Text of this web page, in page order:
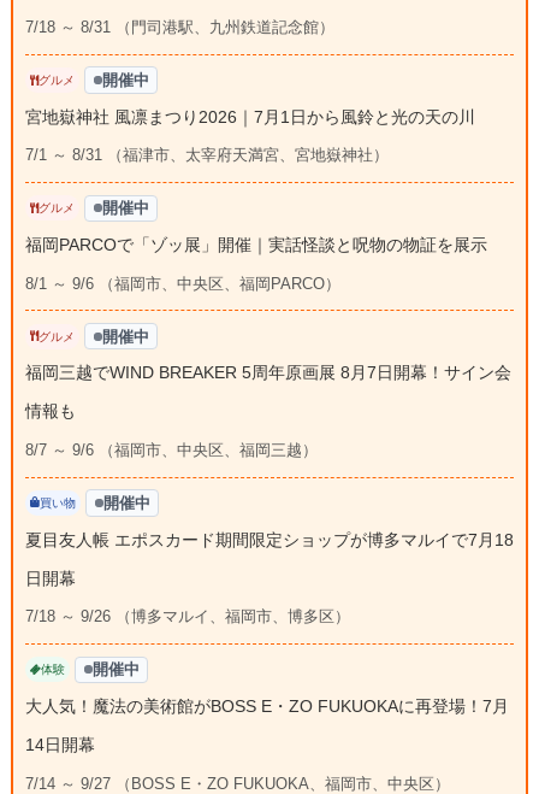
7/18 ～ 8/31 （門司港駅、九州鉄道記念館）
グルメ 開催中
宮地嶽神社 風凛まつり2026｜7月1日から風鈴と光の天の川
7/1 ～ 8/31 （福津市、太宰府天満宮、宮地嶽神社）
グルメ 開催中
福岡PARCOで「ゾッ展」開催｜実話怪談と呪物の物証を展示
8/1 ～ 9/6 （福岡市、中央区、福岡PARCO）
グルメ 開催中
福岡三越でWIND BREAKER 5周年原画展 8月7日開幕！サイン会
情報も
8/7 ～ 9/6 （福岡市、中央区、福岡三越）
買い物 開催中
夏目友人帳 エポスカード期間限定ショップが博多マルイで7月18
日開幕
7/18 ～ 9/26 （博多マルイ、福岡市、博多区）
体験 開催中
大人気！魔法の美術館がBOSS E・ZO FUKUOKAに再登場！7月
14日開幕
7/14 ～ 9/27 （BOSS E・ZO FUKUOKA、福岡市、中央区）